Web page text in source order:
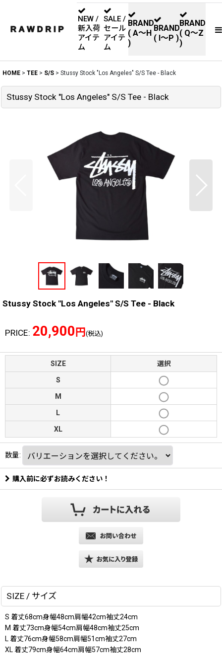
NEW /
新入荷
アイテ
ム
SALE /
セール
アイテ
ム
BRAND
( A〜H
)
BRAND
( I〜P )
BRAND
( Q〜Z
)
HOME > TEE > S/S > Stussy Stock "Los Angeles" S/S Tee - Black
Stussy Stock "Los Angeles" S/S Tee - Black
Stussy Stock "Los Angeles" S/S Tee - Black
PRICE: 20,900円(税込)
SIZE 選択
S
M
L
XL
数量:
購入前に必ずお読みください！
SIZE / サイズ
S 着丈68cm身幅48cm肩幅42cm袖丈24cm
M 着丈73cm身幅54cm肩幅48cm袖丈25cm
L 着丈76cm身幅58cm肩幅51cm袖丈27cm
XL 着丈79cm身幅64cm肩幅57cm袖丈28cm